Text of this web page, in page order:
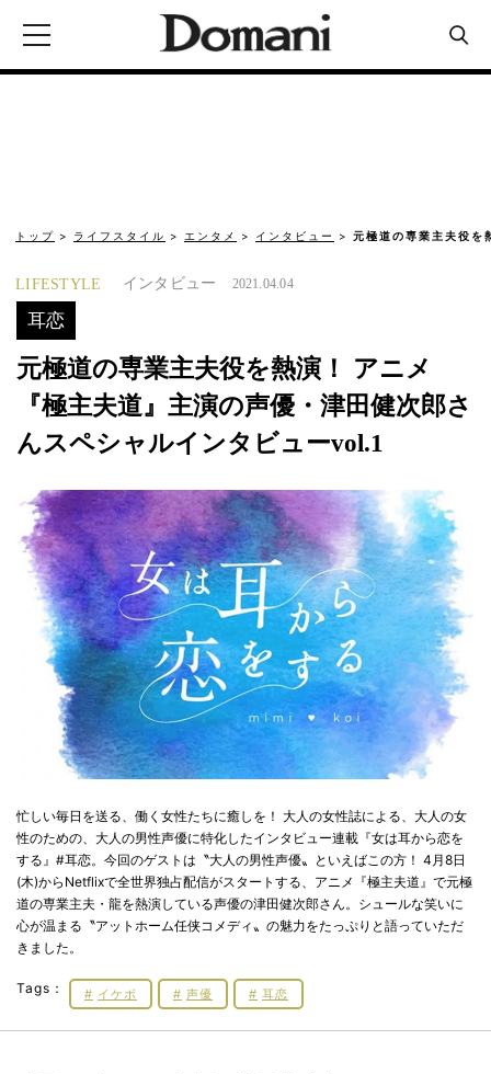
トップ ライフスタイル エンタメ インタビュー 元極道の専業主夫役を
LIFESTYLE インタビュー 2021.04.04
耳恋
元極道の専業主夫役を熱演！ アニメ
『極主夫道』主演の声優・津田健次郎さ
んスペシャルインタビューvol.1
忙しい毎日を送る、働く女性たちに癒しを！ 大人の女性誌による、大人の女
性のための、大人の男性声優に特化したインタビュー連載『女は耳から恋を
する』#耳恋。今回のゲストは〝大人の男性声優〟といえばこの方！ 4月8日
(木)からNetflixで全世界独占配信がスタートする、アニメ『極主夫道』で元極
道の専業主夫・龍を熱演している声優の津田健次郎さん。シュールな笑いに
心が温まる〝アットホーム任侠コメディ〟の魅力をたっぷりと語っていただ
きました。
Tags： イケボ 声優 耳恋